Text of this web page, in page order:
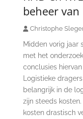
beheer
Christophe
Midden vorig jaar
met het
conclusies
Logistieke
belangrijk in de
zijn steeds
kosten drastisch